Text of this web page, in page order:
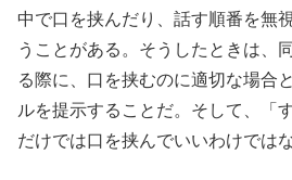
中で口を挟んだり、話す順番を無
うことがある。そうしたときは、
る際に、口を挟むのに適切な場合
ルを提示することだ。そして、「
だけでは口を挟んでいいわけでは